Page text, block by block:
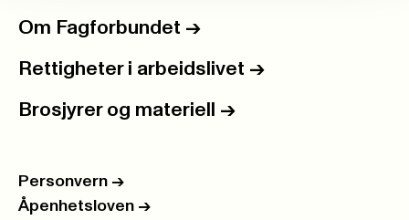
Om Fagforbundet ->
Rettigheter i arbeidslivet ->
Brosjyrer og materiell ->
Personvern ->
Åpenhetsloven ->